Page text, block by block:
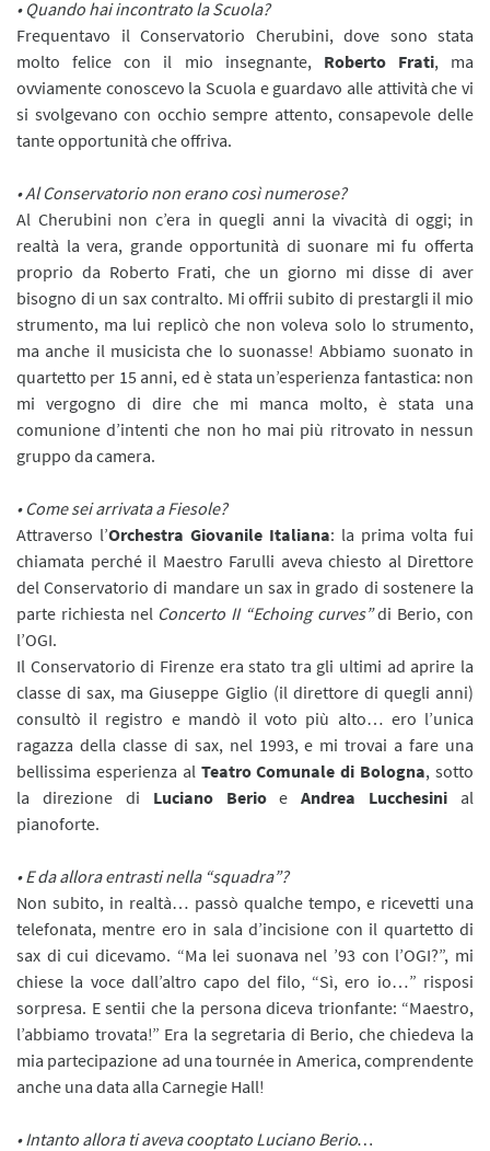
• Quando hai incontrato la Scuola?
Frequentavo il Conservatorio Cherubini, dove sono stata
molto felice con il mio insegnante, Roberto Frati, ma
ovviamente conoscevo la Scuola e guardavo alle attività che vi
si svolgevano con occhio sempre attento, consapevole delle
tante opportunità che offriva.
• Al Conservatorio non erano così numerose?
Al Cherubini non c’era in quegli anni la vivacità di oggi; in
realtà la vera, grande opportunità di suonare mi fu offerta
proprio da Roberto Frati, che un giorno mi disse di aver
bisogno di un sax contralto. Mi offrii subito di prestargli il mio
strumento, ma lui replicò che non voleva solo lo strumento,
ma anche il musicista che lo suonasse! Abbiamo suonato in
quartetto per 15 anni, ed è stata un’esperienza fantastica: non
mi vergogno di dire che mi manca molto, è stata una
comunione d’intenti che non ho mai più ritrovato in nessun
gruppo da camera.
• Come sei arrivata a Fiesole?
Attraverso l’Orchestra Giovanile Italiana: la prima volta fui
chiamata perché il Maestro Farulli aveva chiesto al Direttore
del Conservatorio di mandare un sax in grado di sostenere la
parte richiesta nel Concerto II “Echoing curves”di Berio, con
l’OGI.
Il Conservatorio di Firenze era stato tra gli ultimi ad aprire la
classe di sax, ma Giuseppe Giglio (il direttore di quegli anni)
consultò il registro e mandò il voto più alto… ero l’unica
ragazza della classe di sax, nel 1993, e mi trovai a fare una
bellissima esperienza al Teatro Comunale di Bologna, sotto
la direzione di Luciano BerioeAndrea Lucchesini al
pianoforte.
• E da allora entrasti nella “squadra”?
Non subito, in realtà… passò qualche tempo, e ricevetti una
telefonata, mentre ero in sala d’incisione con il quartetto di
sax di cui dicevamo. “Ma lei suonava nel ’93 con l’OGI?”, mi
chiese la voce dall’altro capo del filo, “Sì, ero io…” risposi
sorpresa. E sentii che la persona diceva trionfante: “Maestro,
l’abbiamo trovata!” Era la segretaria di Berio, che chiedeva la
mia partecipazione ad una tournée in America, comprendente
anche una data alla Carnegie Hall!
• Intanto allora ti aveva cooptato Luciano Berio…